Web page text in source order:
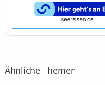
Ähnliche Themen